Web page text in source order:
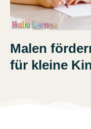
Malen
für kleine